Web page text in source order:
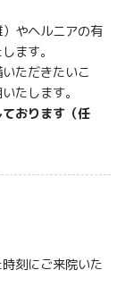
やヘルニアの有
ます。
ただきたいこ
たします。
おります（任
刻にご来院いた